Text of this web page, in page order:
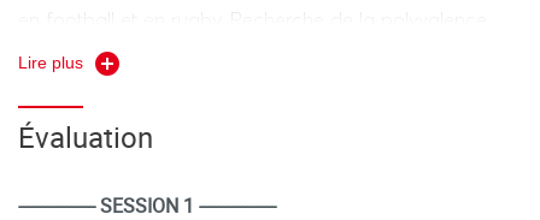
en football et en rugby. Recherche de la polyvalence
motrice dans un jeu par poste au rugby
Lire plus
Évaluation
---------------- SESSION 1 ----------------